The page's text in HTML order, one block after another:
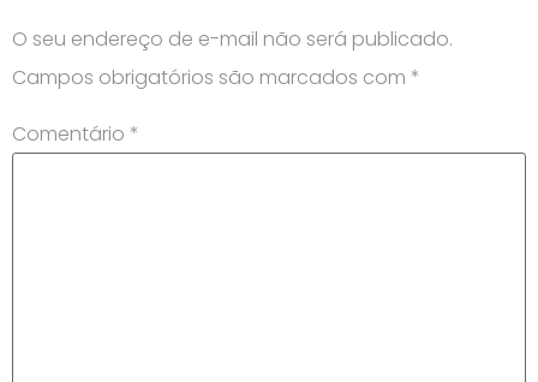
O seu endereço de e-mail não será publicado.
Campos obrigatórios são marcados com *
Comentário *